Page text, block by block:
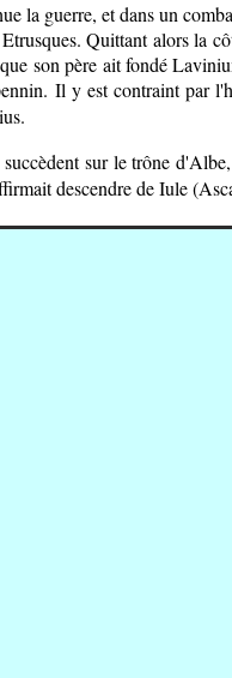
la guerre, et dans un
Quittant alors la
son père ait fondé
Il y est contraint par
sur le trône
descendre de Iule